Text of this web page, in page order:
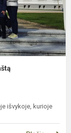
išvykoje, kurioje